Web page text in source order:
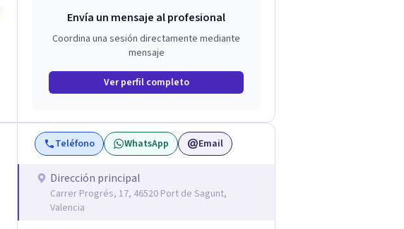
Envía un mensaje al profesional
Coordina una sesión directamente mediante
mensaje
Ver perfil completo
Teléfono WhatsApp Email
Dirección principal
Carrer Progrés, 17, 46520 Port de Sagunt,
Valencia